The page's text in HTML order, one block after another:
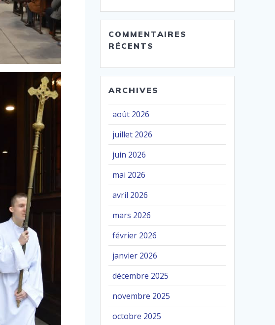
COMMENTAIRES
RÉCENTS
ARCHIVES
août 2026
juillet 2026
juin 2026
mai 2026
avril 2026
mars 2026
février 2026
janvier 2026
décembre 2025
novembre 2025
octobre 2025